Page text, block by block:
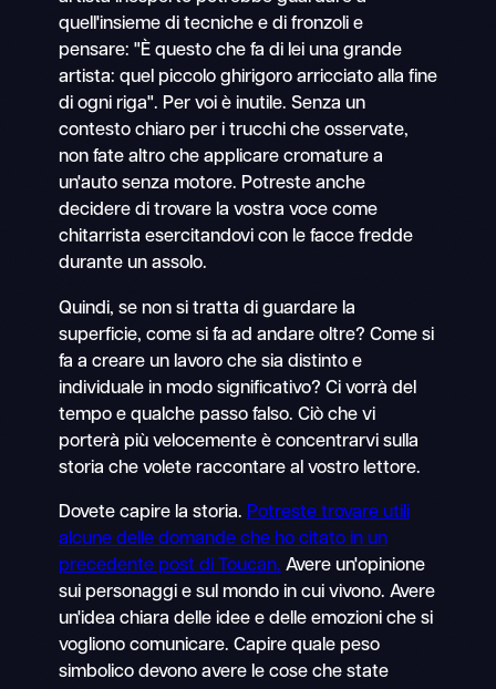
quell'insieme di tecniche e di fronzoli e
pensare: "È questo che fa di lei una grande
artista: quel piccolo ghirigoro arricciato alla fine
di ogni riga". Per voi è inutile. Senza un
contesto chiaro per i trucchi che osservate,
non fate altro che applicare cromature a
un'auto senza motore. Potreste anche
decidere di trovare la vostra voce come
chitarrista esercitandovi con le facce fredde
durante un assolo.
Quindi, se non si tratta di guardare la
superficie, come si fa ad andare oltre? Come si
fa a creare un lavoro che sia distinto e
individuale in modo significativo? Ci vorrà del
tempo e qualche passo falso. Ciò che vi
porterà più velocemente è concentrarvi sulla
storia che volete raccontare al vostro lettore.
Dovete capire la storia. Potreste trovare utili
alcune delle domande che ho citato in un
precedente post di Toucan. Avere un'opinione
sui personaggi e sul mondo in cui vivono. Avere
un'idea chiara delle idee e delle emozioni che si
vogliono comunicare. Capire quale peso
simbolico devono avere le cose che state